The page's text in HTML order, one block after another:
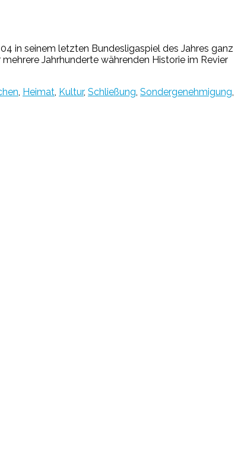
in seinem letzten Bundesligaspiel des Jahres ganz
Jahrhunderte währenden Historie im Revier
, Heimat, Kultur, Schließung, Sondergenehmigung,